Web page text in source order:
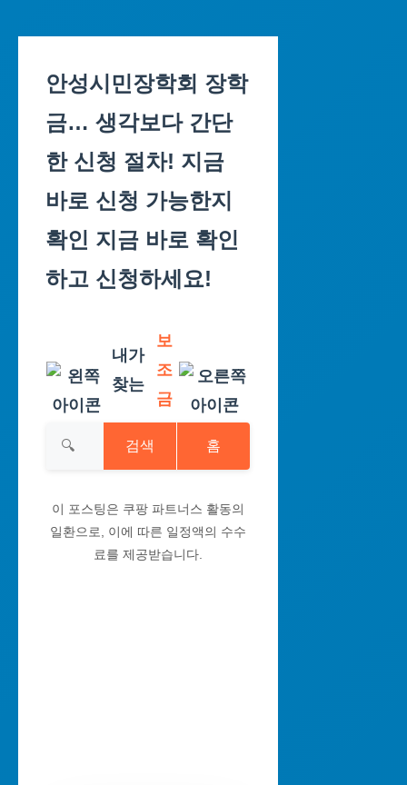
content
안성시민장학회 장학
금… 생각보다 간단
한 신청 절차! 지금
바로 신청 가능한지
확인 지금 바로 확인
하고 신청하세요!
내가
찾는
보
조
금
검색 홈
이 포스팅은 쿠팡 파트너스 활동의
일환으로, 이에 따른 일정액의 수수
료를 제공받습니다.